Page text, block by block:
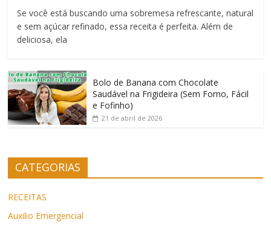
Se você está buscando uma sobremesa refrescante, natural
e sem açúcar refinado, essa receita é perfeita. Além de
deliciosa, ela
Bolo de Banana com Chocolate
Saudável na Frigideira (Sem Forno, Fácil
e Fofinho)
21 de abril de 2026
CATEGORIAS
RECEITAS
Auxilio Emergencial